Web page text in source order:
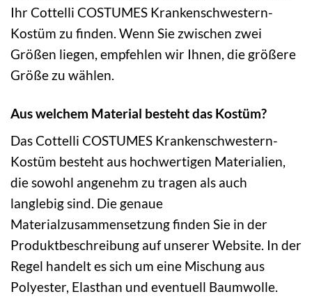
Ihr Cottelli COSTUMES Krankenschwestern-
Kostüm zu finden. Wenn Sie zwischen zwei
Größen liegen, empfehlen wir Ihnen, die größere
Größe zu wählen.
Aus welchem Material besteht das Kostüm?
Das Cottelli COSTUMES Krankenschwestern-
Kostüm besteht aus hochwertigen Materialien,
die sowohl angenehm zu tragen als auch
langlebig sind. Die genaue
Materialzusammensetzung finden Sie in der
Produktbeschreibung auf unserer Website. In der
Regel handelt es sich um eine Mischung aus
Polyester, Elasthan und eventuell Baumwolle.